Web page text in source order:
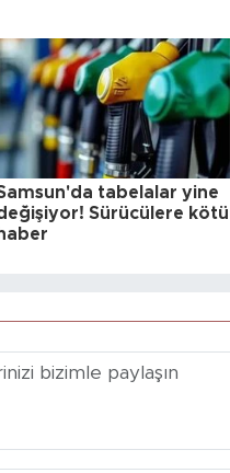
tabelalar yine
Sürücülere kötü
haber